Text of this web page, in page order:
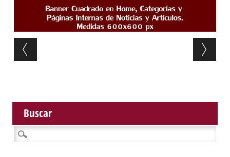
Post navigation
Buscar
Buscar: